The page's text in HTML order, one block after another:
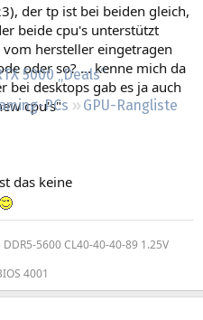
5000 „Deals“
PCs
GPU-Rangliste
der tp ist bei beiden gleich,
beide cpu's unterstützt
hersteller eingetragen
oder so? ... kenne mich da
bei desktops gab es ja auch
cpu's"
das keine
5600 CL40-40-40-89 1.25V
4001